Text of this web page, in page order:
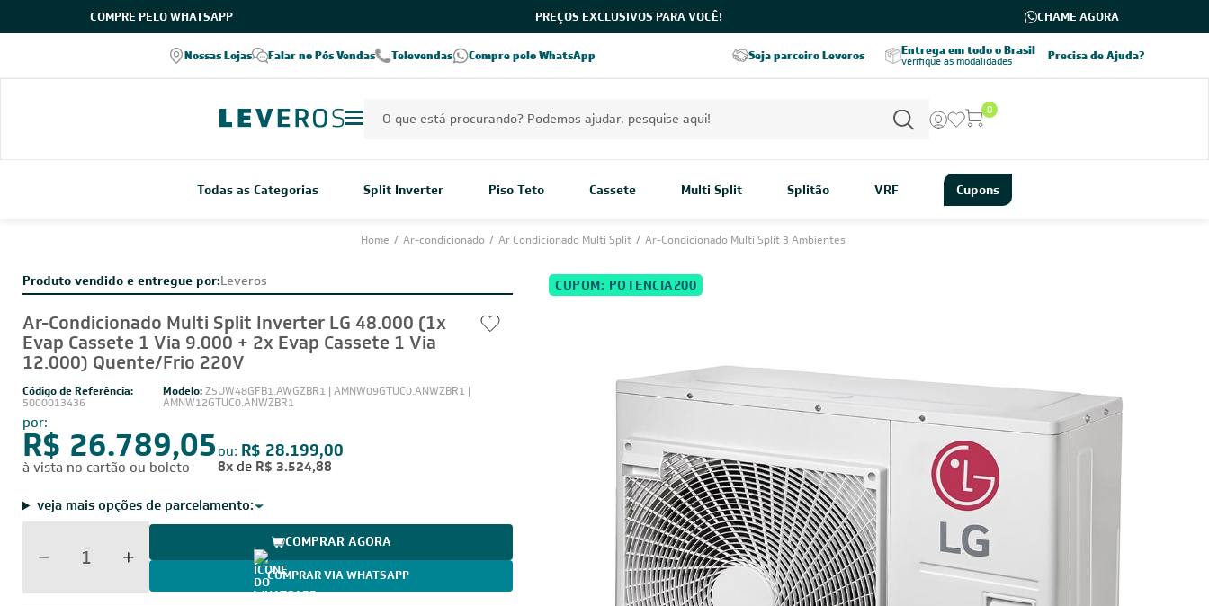
COMPRE PELO WHATSAPP PREÇOS EXCLUSIVOS PARA VOCÊ! CHAME AGORA
Nossas Lojas Falar no Pós Vendas Televendas Compre pelo WhatsApp Precisa de Ajuda?
Entrega em todo o Brasil
verifique as modalidades
Parcele em até 8x
sem juros
5% OFF no PIX
pagamento à vista Excelência no Reclame Aqui Seja parceiro Leveros Entrega em todo o Brasil
verifique as modalidades
Parcele em até 8x
sem juros
0
Todas as Categorias Split Inverter Piso Teto Cassete Multi Split Splitão VRF Cupons
Home / Ar-condicionado / Ar Condicionado Multi Split / Ar-Condicionado Multi Split 3 Ambientes
Produto vendido e entregue por:Leveros
Ar-Condicionado Multi Split Inverter LG 48.000 (1x
Evap Cassete 1 Via 9.000 + 2x Evap Cassete 1 Via
12.000) Quente/Frio 220V
Código de Referência:
5000013436
Modelo:Z5UW48GFB1.AWGZBR1 | AMNW09GTUC0.ANWZBR1 |
AMNW12GTUC0.ANWZBR1
por:
R$ 26.789,05
à vista no cartão ou boleto
ou: R$ 28.199,00
8x de R$ 3.524,88
veja mais opções de parcelamento:
COMPRAR AGORA
COMPRAR VIA WHATSAPP
CUPOM: POTENCIA200